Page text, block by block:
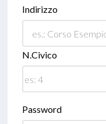
Indirizzo
N.Civico
Password